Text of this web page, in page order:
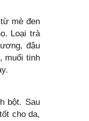
mè đen
Loại trà
đậu
muối tinh
bột. Sau
cho da,